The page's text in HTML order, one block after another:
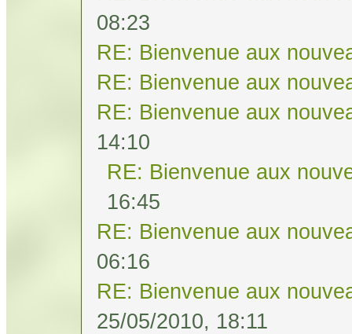
08:23
RE: Bienvenue aux
RE: Bienvenue aux
RE: Bienvenue aux
14:10
RE: Bienvenue aux
16:45
RE: Bienvenue aux
06:16
RE: Bienvenue aux
25/05/2010, 18:11